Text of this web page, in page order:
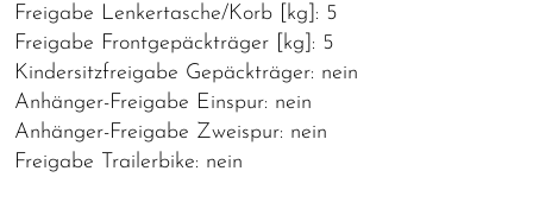
Freigabe Lenkertasche/Korb [kg]: 5
Freigabe Frontgepäckträger [kg]: 5
Kindersitzfreigabe Gepäckträger: nein
Anhänger-Freigabe Einspur: nein
Anhänger-Freigabe Zweispur: nein
Freigabe Trailerbike: nein